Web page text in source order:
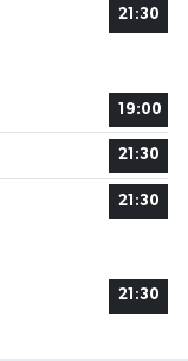
21:30
19:00
21:30
21:30
21:30